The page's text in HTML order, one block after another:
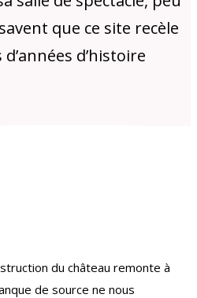
Enquêtes publiques
que ce site recèle
d’histoire
du château remonte à
de source ne nous